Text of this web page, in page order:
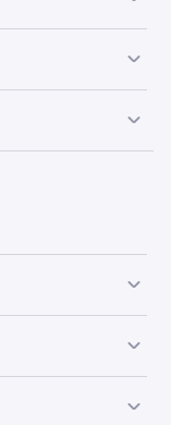
航至
價買單與最低限價
數量的對應類型
場的買/賣深度僅
交易活躍，許多
才能使用孖展進
交易。